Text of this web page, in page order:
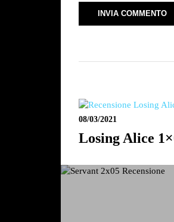
08/03/2021
Losing Alice